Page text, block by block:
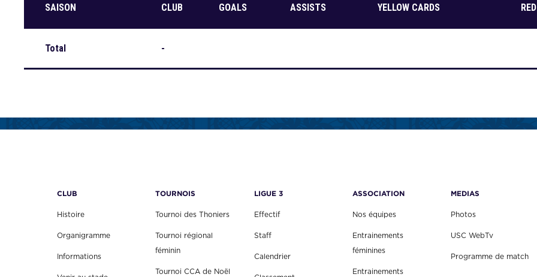
SAISON CLUB GOALS ASSISTS YELLOW CARDS
Total -
CLUB
Histoire
Organigramme
Informations
TOURNOIS
Tournoi des Thoniers
Tournoi régional
féminin
Tournoi CCA de Noël
LIGUE 3
Effectif
Staff
Calendrier
ASSOCIATION
Nos équipes
Entrainements
féminines
Entrainements
MEDIAS
Photos
USC WebTv
Programme de match